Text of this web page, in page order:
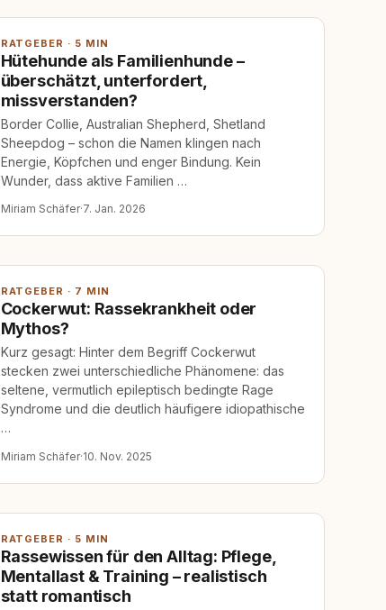
RATGEBER · 5 MIN
Hütehunde als Familienhunde –
überschätzt, unterfordert,
missverstanden?
Border Collie, Australian Shepherd, Shetland
Sheepdog – schon die Namen klingen nach
Energie, Köpfchen und enger Bindung. Kein
Wunder, dass aktive Familien …
Miriam Schäfer·7. Jan. 2026
RATGEBER · 7 MIN
Cockerwut: Rassekrankheit oder
Mythos?
Kurz gesagt: Hinter dem Begriff Cockerwut
stecken zwei unterschiedliche Phänomene: das
seltene, vermutlich epileptisch bedingte Rage
Syndrome und die deutlich häufigere idiopathische
…
Miriam Schäfer·10. Nov. 2025
RATGEBER · 5 MIN
Rassewissen für den Alltag: Pflege,
Mentallast & Training – realistisch
statt romantisch